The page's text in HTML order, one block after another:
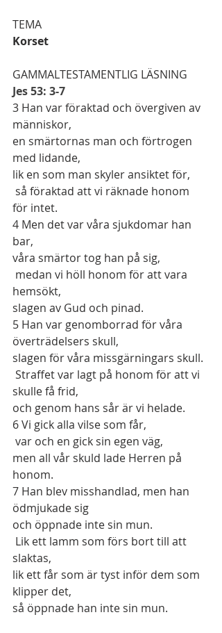
TEMA
Korset
GAMMALTESTAMENTLIG LÄSNING
Jes 53: 3-7
3 Han var föraktad och övergiven av
människor,
en smärtornas man och förtrogen
med lidande,
lik en som man skyler ansiktet för,
för intet.
4 Men det var våra sjukdomar han
bar,
våra smärtor tog han på sig,
hemsökt,
slagen av Gud och pinad.
5 Han var genomborrad för våra
överträdelsers skull,
slagen för våra missgärningars skull.
skulle få frid,
och genom hans sår är vi helade.
6 Vi gick alla vilse som får,
var och en gick sin egen väg,
men all vår skuld lade Herren på
honom.
7 Han blev misshandlad, men han
ödmjukade sig
och öppnade inte sin mun.
slaktas,
lik ett får som är tyst inför dem som
klipper det,
så öppnade han inte sin mun.